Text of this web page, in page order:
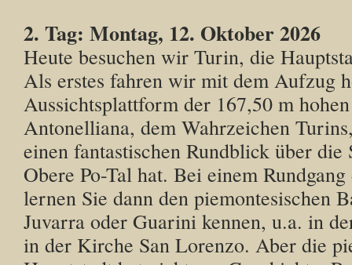
2. Tag: Montag, 12. Oktober 2026
Heute besuchen wir Turin, die
Als erstes fahren wir mit dem Aufzug
Aussichtsplattform der 167,50 m
Antonelliana, dem Wahrzeichen
einen fantastischen Rundblick über die
Obere Po-Tal hat. Bei einem
lernen Sie dann den piemontesischen
Juvarra oder Guarini kennen, u.a. in
in der Kirche San Lorenzo. Aber die